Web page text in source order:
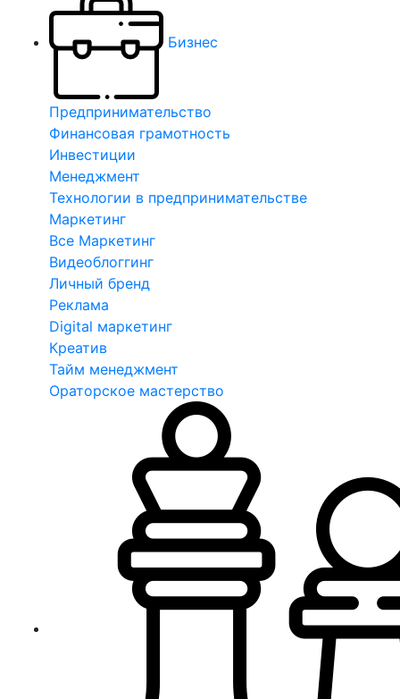
Бизнес
Предпринимательство
Финансовая грамотность
Инвестиции
Менеджмент
Технологии в предпринимательстве
Маркетинг
Все Маркетинг
Видеоблоггинг
Личный бренд
Реклама
Digital маркетинг
Креатив
Тайм менеджмент
Ораторское мастерство